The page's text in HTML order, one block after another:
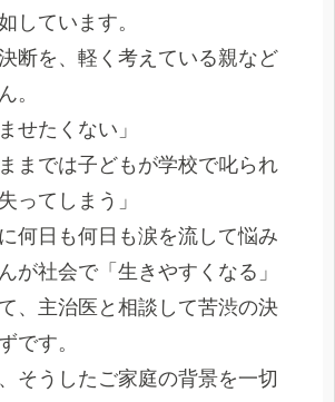
しています。
断を、軽く考えている親など
。
せたくない」
までは子どもが学校で叱られ
ってしまう」
日も何日も涙を流して悩み
が社会で「生きやすくなる」
、主治医と相談して苦渋の決
です。
そうしたご家庭の背景を一切